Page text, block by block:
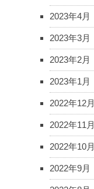
2023年4月
2023年3月
2023年2月
2023年1月
2022年12月
2022年11月
2022年10月
2022年9月